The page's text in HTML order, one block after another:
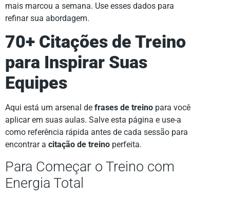
mais marcou a semana. Use esses dados para
refinar sua abordagem.
70+ Citações de Treino
para Inspirar Suas
Equipes
Aqui está um arsenal de frases de treino para você
aplicar em suas aulas. Salve esta página e use-a
como referência rápida antes de cada sessão para
encontrar a citação de treino perfeita.
Para Começar o Treino com
Energia Total